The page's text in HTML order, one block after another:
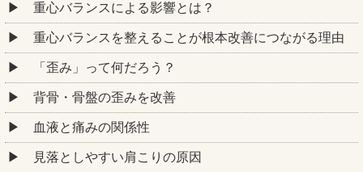
重心バランスによる影響とは？
重心バランスを整えることが根本改善につながる理由
「歪み」って何だろう？
背骨・骨盤の歪みを改善
血液と痛みの関係性
見落としやすい肩こりの原因